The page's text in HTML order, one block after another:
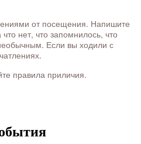
от посещения. Напишите
нет, что запомнилось, что
Если вы ходили с
правила приличия.